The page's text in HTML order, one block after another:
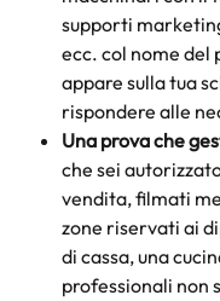
supporti
ecc. col nome del
appare sulla tua
rispondere alle
Una prova che
che sei
vendita, filmati
zone riservati ai
di cassa, una
professionali non